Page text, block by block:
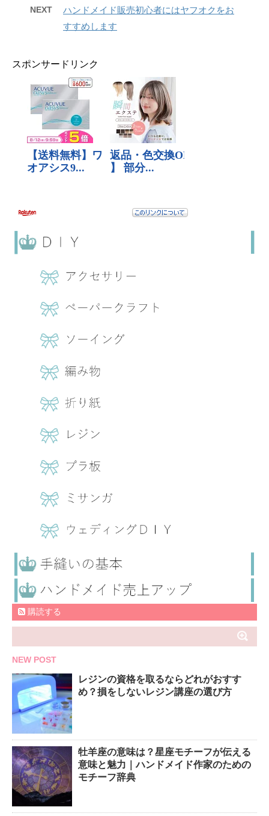
NEXT
ハンドメイド販売初心者にはヤフオクをお
すすめします
スポンサードリンク
購読する
NEW POST
レジンの資格を取るならどれがおすす
め？損をしないレジン講座の選び方
牡羊座の意味は？星座モチーフが伝える
意味と魅力｜ハンドメイド作家のための
モチーフ辞典